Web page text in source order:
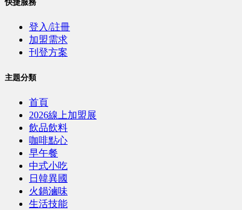
快捷服務
登入/註冊
加盟需求
刊登方案
主題分類
首頁
2026線上加盟展
飲品飲料
咖啡點心
早午餐
中式小吃
日韓異國
火鍋滷味
生活技能